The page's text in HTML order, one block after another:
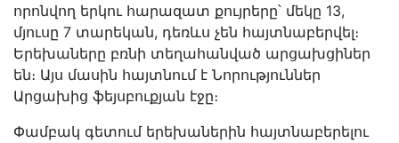
որոնվող երկու հարազատ քույրերը՝ մեկը 13,
մյուսը 7 տարեկան, դեռևս չեն հայտնաբերվել։
Երեխաները բռնի տեղահանված արցախցիներ
են։ Այս մասին հայտնում է Նորություններ
Արցախից ֆեյսբուքյան էջը։
Փամբակ գետում երեխաներին հայտնաբերելու